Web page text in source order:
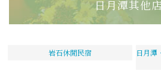
日月潭其他
岩石休閒民宿
日月潭